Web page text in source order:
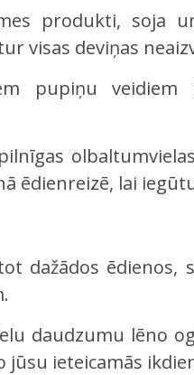
produkti, soja
visas deviņas
pupiņu veidiem
ēdienreizē, lai
dažādos
daudzumu lēno
jūsu ieteicamās